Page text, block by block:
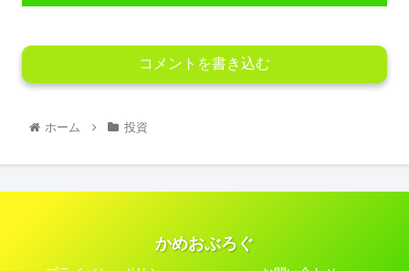
コメントを書き込む
ホーム 投資
かめおぶろぐ